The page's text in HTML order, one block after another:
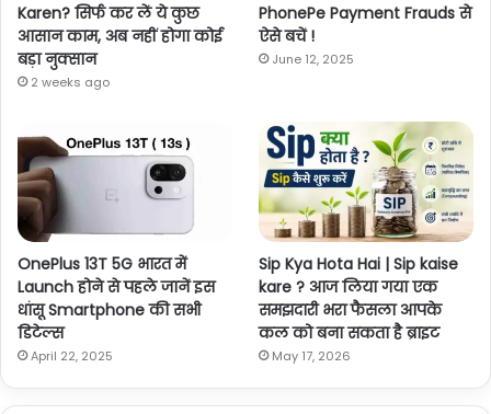
Karen? सिर्फ कर लें ये कुछ
आसान काम, अब नहीं होगा कोई
बड़ा नुक्सान
2 weeks ago
PhonePe Payment Frauds से
ऐसे बचें !
June 12, 2025
OnePlus 13T 5G भारत में
Launch होने से पहले जानें इस
धांसू Smartphone की सभी
डिटेल्स
April 22, 2025
Sip Kya Hota Hai | Sip kaise
kare ? आज लिया गया एक
समझदारी भरा फैसला आपके
कल को बना सकता है ब्राइट
May 17, 2026